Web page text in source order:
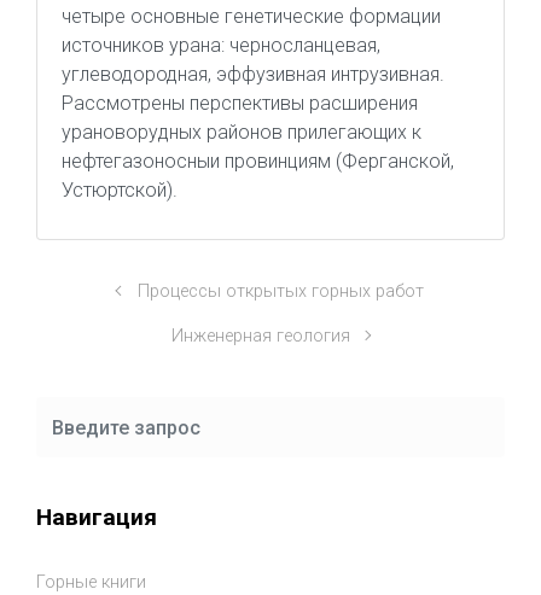
четыре основные генетические формации
источников урана: черносланцевая,
углеводородная, эффузивная интрузивная.
Рассмотрены перспективы расширения
урановорудных районов прилегающих к
нефтегазоносныи провинциям (Ферганской,
Устюртской).
Процессы открытых горных работ
Инженерная геология
Навигация
Горные книги